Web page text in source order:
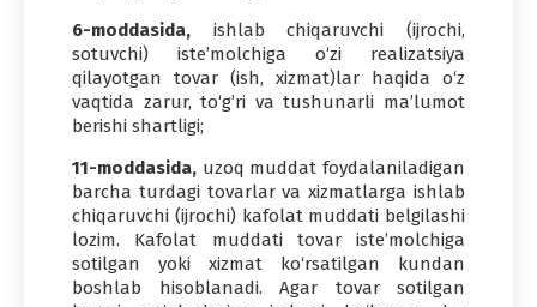
6-moddasida, ishlab chiqaruvchi (ijrochi,
sotuvchi) isteʼmolchiga o‘zi realizatsiya
qilayotgan tovar (ish, xizmat)lar haqida o‘z
vaqtida zarur, to‘gʼri va tushunarli maʼlumot
berishi shartligi;
11-moddasida, uzoq muddat foydalaniladigan
barcha turdagi tovarlar va xizmatlarga ishlab
chiqaruvchi (ijrochi) kafolat muddati belgilashi
lozim. Kafolat muddati tovar iste’molchiga
sotilgan yoki xizmat ko‘rsatilgan kundan
boshlab hisoblanadi. Agar tovar sotilgan